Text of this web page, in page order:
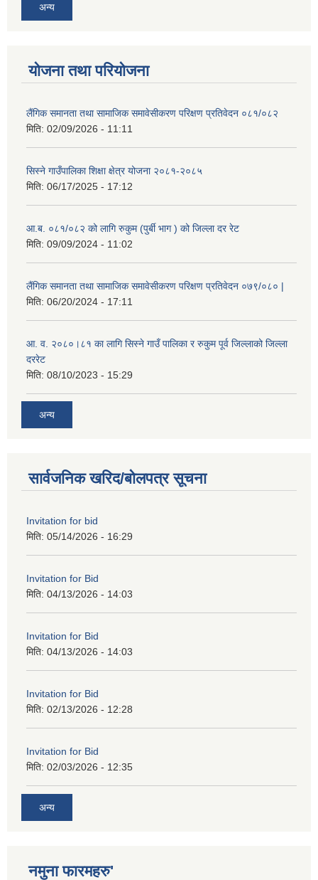
अन्य
योजना तथा परियोजना
लैंगिक समानता तथा सामाजिक समावेसीकरण परिक्षण प्रतिवेदन ०८१/०८२
मिति: 02/09/2026 - 11:11
सिस्ने गाउँपालिका शिक्षा क्षेत्र योजना २०८१-२०८५
मिति: 06/17/2025 - 17:12
आ.ब. ०८१/०८२ को लागि रुकुम (पुर्बी भाग ) को जिल्ला दर रेट
मिति: 09/09/2024 - 11:02
लैंगिक समानता तथा सामाजिक समावेसीकरण परिक्षण प्रतिवेदन ०७९/०८० |
मिति: 06/20/2024 - 17:11
आ. व. २०८०।८१ का लागि सिस्ने गाउँ पालिका र रुकुम पूर्व जिल्लाको जिल्ला
दररेट
मिति: 08/10/2023 - 15:29
अन्य
सार्वजनिक खरिद/बोलपत्र सूचना
Invitation for bid
मिति: 05/14/2026 - 16:29
Invitation for Bid
मिति: 04/13/2026 - 14:03
Invitation for Bid
मिति: 04/13/2026 - 14:03
Invitation for Bid
मिति: 02/13/2026 - 12:28
Invitation for Bid
मिति: 02/03/2026 - 12:35
अन्य
नमुना फारमहरु'